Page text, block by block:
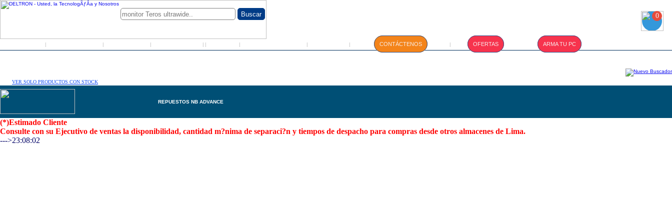
| | | | | | | | CONTÁCTENOS | OFERTAS ARMA TU PC
0
VER SOLO PRODUCTOS CON STOCK
REPUESTOS NB ADVANCE
(*)Estimado Cliente
Consulte con su Ejecutivo de ventas la disponibilidad, cantidad m?nima de separaci?n y tiempos de despacho para compras desde otros almacenes de Lima.
--->23:08:02